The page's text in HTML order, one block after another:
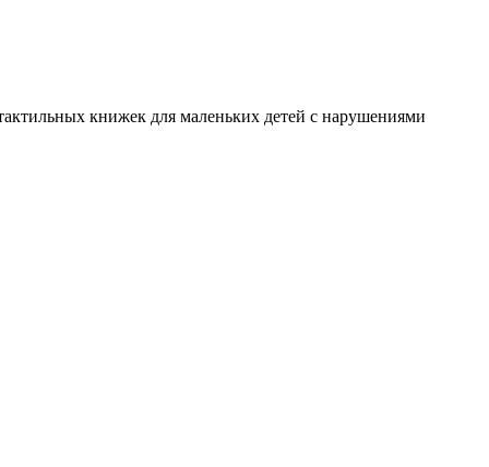
книжек для маленьких детей с нарушениями